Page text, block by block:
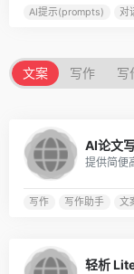
AI提示(prompts) 对
文案 写作 写
AI论文
写作 写作助手 文
轻析